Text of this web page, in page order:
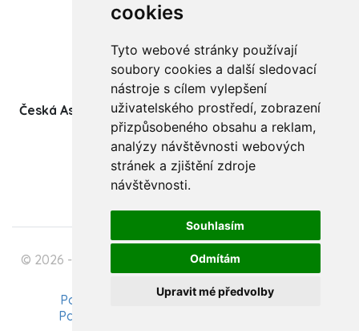
cookies
Tyto webové stránky používají
soubory cookies a další sledovací
nástroje s cílem vylepšení
uživatelského prostředí, zobrazení
přizpůsobeného obsahu a reklam,
analýzy návštěvnosti webových
stránek a zjištění zdroje
návštěvnosti.
Souhlasím
Odmítám
Upravit mé předvolby
Kurzy a workshopy
Sídlo ČADBT
Česká Asociace Dětských Bobath Terapeutů spolek
(z.s.)
Ukrajinská 1534
708 00 Ostrava-Poruba
© 2026 - Česká Asociace Dětských Bobath Terapeutů
spolek (z.s.)
Podmínky zpracování osobních údajů
Pavel Szabo - Tvorba webových stránek